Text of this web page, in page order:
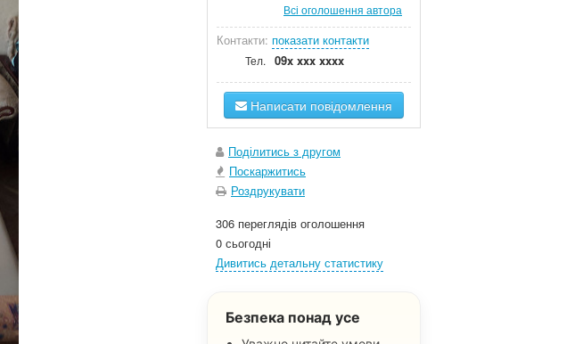
Всі оголошення автора
Контакти: показати контакти
Тел. 09x xxx xxxx
Написати повідомлення
Поділитись з другом
Поскаржитись
Роздрукувати
306 переглядів оголошення
0 сьогодні
Дивитись детальну статистику
Безпека понад усе